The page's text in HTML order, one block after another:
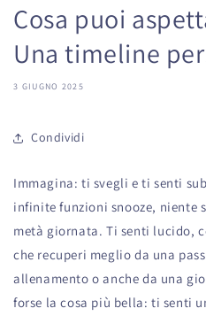
Cosa puoi
Una timeline
3 GIUGNO 2025
Condividi
Immagina: ti svegli e ti senti
infinite funzioni snooze, niente
metà giornata. Ti senti lucido,
che recuperi meglio da una
allenamento o anche da una
forse la cosa più bella: ti senti